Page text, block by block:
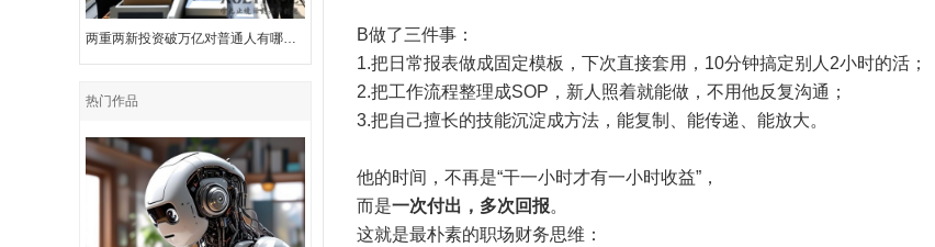
两重两新投资破万亿对普通人有哪些影响？两新领域投资中哪些行业最受关注？
热门作品
B做了三件事：
1.把日常报表做成固定模板，下次直接套用，10分钟搞定别人2小时的活；
2.把工作流程整理成SOP，新人照着就能做，不用他反复沟通；
3.把自己擅长的技能沉淀成方法，能复制、能传递、能放大。
他的时间，不再是“干一小时才有一小时收益”，
而是一次付出，多次回报。
这就是最朴素的职场财务思维：